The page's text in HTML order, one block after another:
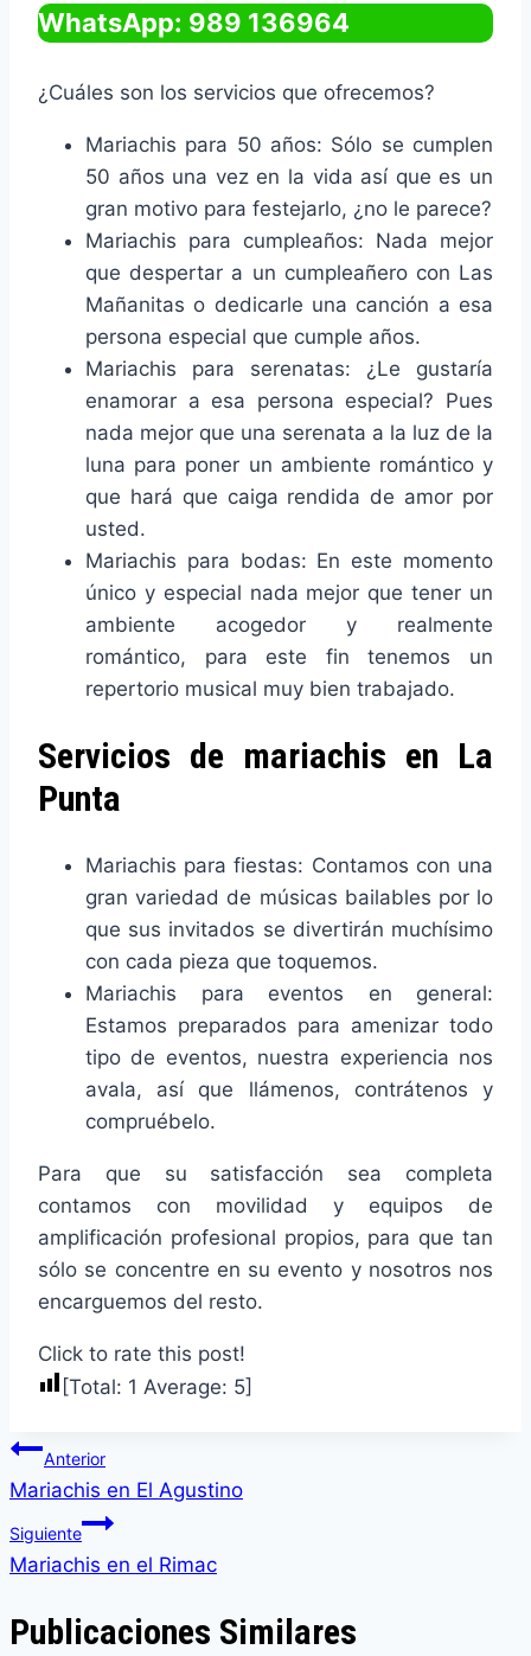
WhatsApp: 989 136964
¿Cuáles son los servicios que ofrecemos?
Mariachis para 50 años: Sólo se cumplen
50 años una vez en la vida así que es un
gran motivo para festejarlo, ¿no le parece?
Mariachis para cumpleaños: Nada mejor
que despertar a un cumpleañero con Las
Mañanitas o dedicarle una canción a esa
persona especial que cumple años.
Mariachis para serenatas: ¿Le gustaría
enamorar a esa persona especial? Pues
nada mejor que una serenata a la luz de la
luna para poner un ambiente romántico y
que hará que caiga rendida de amor por
usted.
Mariachis para bodas: En este momento
único y especial nada mejor que tener un
ambiente acogedor y realmente
romántico, para este fin tenemos un
repertorio musical muy bien trabajado.
Servicios de mariachis en La
Punta
Mariachis para fiestas: Contamos con una
gran variedad de músicas bailables por lo
que sus invitados se divertirán muchísimo
con cada pieza que toquemos.
Mariachis para eventos en general:
Estamos preparados para amenizar todo
tipo de eventos, nuestra experiencia nos
avala, así que llámenos, contrátenos y
compruébelo.
Para que su satisfacción sea completa
contamos con movilidad y equipos de
amplificación profesional propios, para que tan
sólo se concentre en su evento y nosotros nos
encarguemos del resto.
Click to rate this post!
[Total: 1 Average: 5]
Navegación
de
entradas
Anterior
Mariachis en El Agustino
Siguiente
Mariachis en el Rimac
Publicaciones Similares